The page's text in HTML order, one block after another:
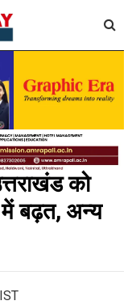
को
बढ़त, अन्य